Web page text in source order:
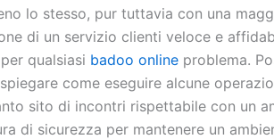
lo stesso, pur tuttavia con una
di un servizio clienti veloce e
qualsiasi badoo online problema.
come eseguire alcune
sito di incontri rispettabile con un
di sicurezza per mantenere un